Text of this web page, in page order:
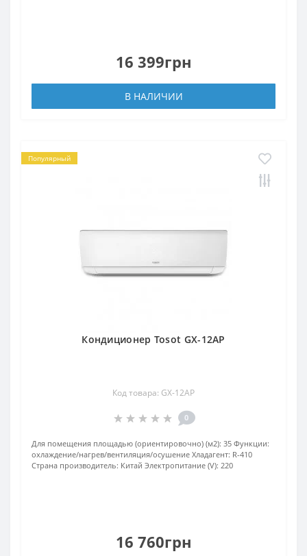
16 399грн
В НАЛИЧИИ
Популярный
Кондиционер Tosot GX-12AP
Код товара: GX-12AP
0
Для помещения площадью (ориентировочно) (м2): 35 Функции:
охлаждение/нагрев/вентиляция/осушение Хладагент: R-410
Страна производитель: Китай Электропитание (V): 220
16 760грн